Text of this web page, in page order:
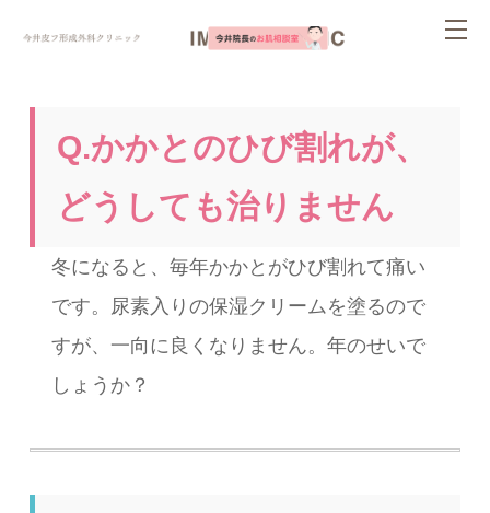
Q.かかとのひび割れが、
どうしても治りません
冬になると、毎年かかとがひび割れて痛い
です。尿素入りの保湿クリームを塗るので
すが、一向に良くなりません。年のせいで
しょうか？